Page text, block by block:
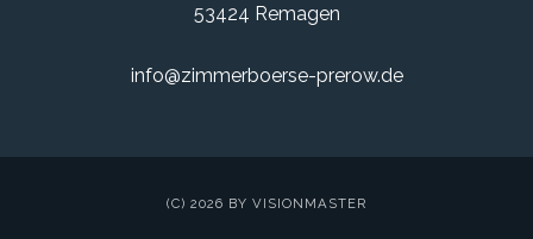
53424 Remagen
info@zimmerboerse-prerow.de
(C) 2026 BY VISIONMASTER